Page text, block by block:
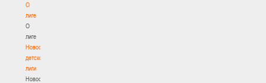
О
лиге
О
лиге
Новости
детской
лиги
Новости